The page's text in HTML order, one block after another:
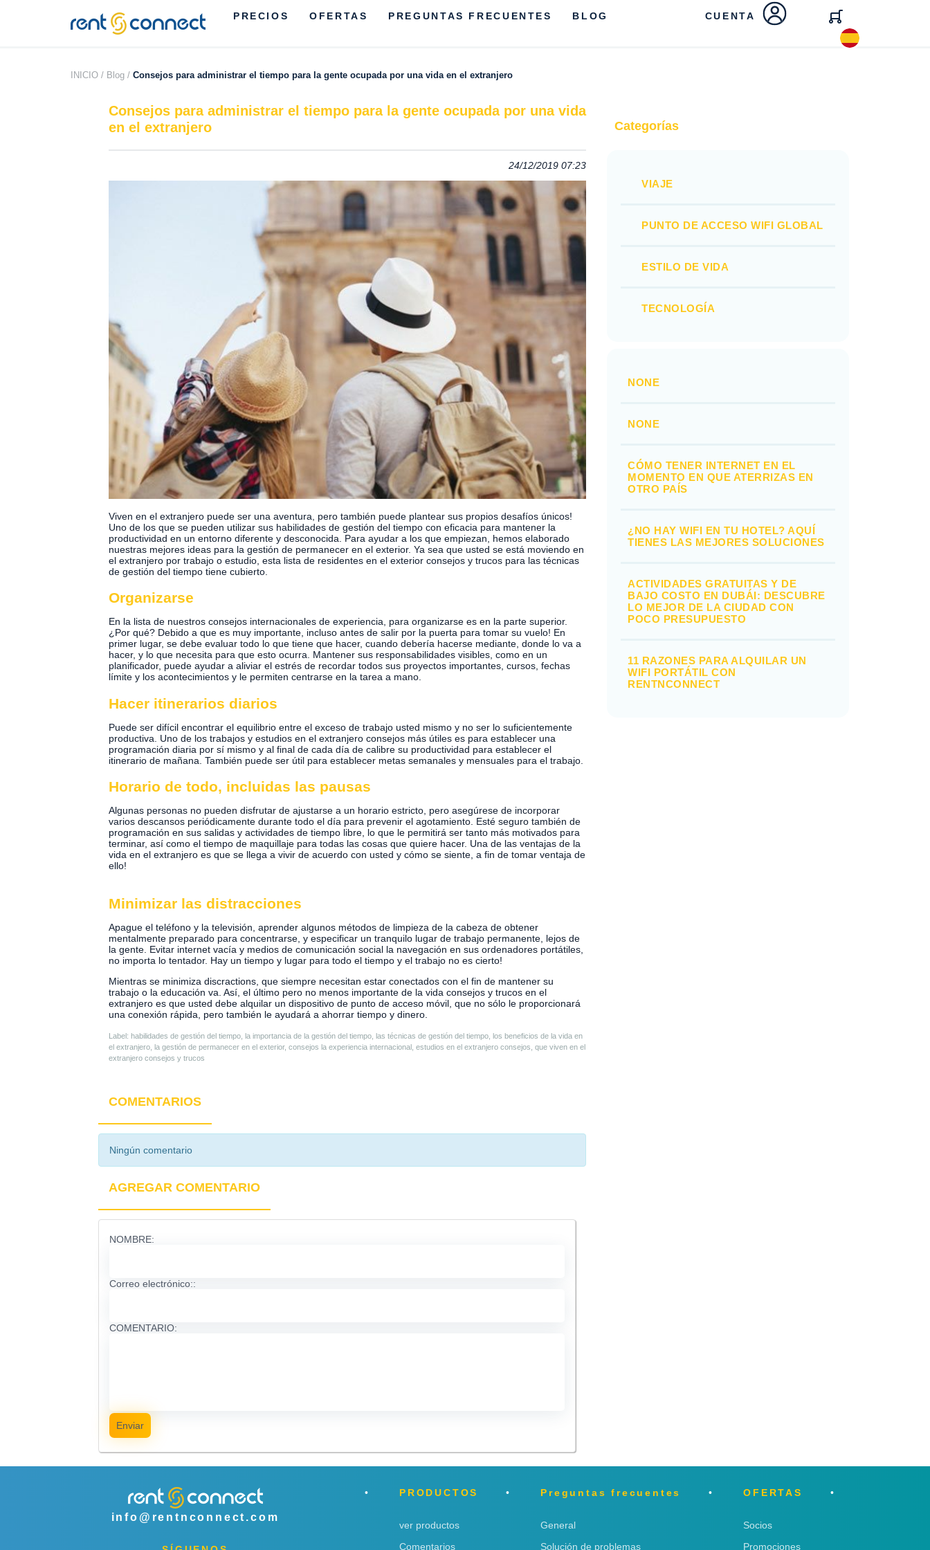
RENT'N
CONNECT
PRECIOS OFERTAS PREGUNTAS FRECUENTES BLOG CUENTA
INICIO / Blog / Consejos para administrar el tiempo para la gente ocupada por una vida en el extranjero
Consejos para administrar el tiempo para la gente ocupada por una vida
en el extranjero
24/12/2019 07:23
Viven en el extranjero puede ser una aventura, pero también puede plantear sus propios desafíos únicos!
Uno de los que se pueden utilizar sus habilidades de gestión del tiempo con eficacia para mantener la
productividad en un entorno diferente y desconocida. Para ayudar a los que empiezan, hemos elaborado
nuestras mejores ideas para la gestión de permanecer en el exterior. Ya sea que usted se está moviendo en
el extranjero por trabajo o estudio, esta lista de residentes en el exterior consejos y trucos para las técnicas
de gestión del tiempo tiene cubierto.
Organizarse
En la lista de nuestros consejos internacionales de experiencia, para organizarse es en la parte superior.
¿Por qué? Debido a que es muy importante, incluso antes de salir por la puerta para tomar su vuelo! En
primer lugar, se debe evaluar todo lo que tiene que hacer, cuando debería hacerse mediante, donde lo va a
hacer, y lo que necesita para que esto ocurra. Mantener sus responsabilidades visibles, como en un
planificador, puede ayudar a aliviar el estrés de recordar todos sus proyectos importantes, cursos, fechas
límite y los acontecimientos y le permiten centrarse en la tarea a mano.
Hacer itinerarios diarios
Puede ser difícil encontrar el equilibrio entre el exceso de trabajo usted mismo y no ser lo suficientemente
productiva. Uno de los trabajos y estudios en el extranjero consejos más útiles es para establecer una
programación diaria por sí mismo y al final de cada día de calibre su productividad para establecer el
itinerario de mañana. También puede ser útil para establecer metas semanales y mensuales para el trabajo.
Horario de todo, incluidas las pausas
Algunas personas no pueden disfrutar de ajustarse a un horario estricto, pero asegúrese de incorporar
varios descansos periódicamente durante todo el día para prevenir el agotamiento. Esté seguro también de
programación en sus salidas y actividades de tiempo libre, lo que le permitirá ser tanto más motivados para
terminar, así como el tiempo de maquillaje para todas las cosas que quiere hacer. Una de las ventajas de la
vida en el extranjero es que se llega a vivir de acuerdo con usted y cómo se siente, a fin de tomar ventaja de
ello!
Minimizar las distracciones
Apague el teléfono y la televisión, aprender algunos métodos de limpieza de la cabeza de obtener
mentalmente preparado para concentrarse, y especificar un tranquilo lugar de trabajo permanente, lejos de
la gente. Evitar internet vacía y medios de comunicación social la navegación en sus ordenadores portátiles,
no importa lo tentador. Hay un tiempo y lugar para todo el tiempo y el trabajo no es cierto!
Mientras se minimiza discractions, que siempre necesitan estar conectados con el fin de mantener su
trabajo o la educación va. Así, el último pero no menos importante de la vida consejos y trucos en el
extranjero es que usted debe alquilar un dispositivo de punto de acceso móvil, que no sólo le proporcionará
una conexión rápida, pero también le ayudará a ahorrar tiempo y dinero.
Label: habilidades de gestión del tiempo, la importancia de la gestión del tiempo, las técnicas de gestión del tiempo, los beneficios de la vida en
el extranjero, la gestión de permanecer en el exterior, consejos la experiencia internacional, estudios en el extranjero consejos, que viven en el
extranjero consejos y trucos
COMENTARIOS
Ningún comentario
AGREGAR COMENTARIO
NOMBRE:
Correo electrónico::
COMENTARIO:
Enviar
Categorías
VIAJE
PUNTO DE ACCESO WIFI GLOBAL
ESTILO DE VIDA
TECNOLOGÍA
NONE
NONE
CÓMO TENER INTERNET EN EL
MOMENTO EN QUE ATERRIZAS EN
OTRO PAÍS
¿NO HAY WIFI EN TU HOTEL? AQUÍ
TIENES LAS MEJORES SOLUCIONES
ACTIVIDADES GRATUITAS Y DE
BAJO COSTO EN DUBÁI: DESCUBRE
LO MEJOR DE LA CIUDAD CON
POCO PRESUPUESTO
11 RAZONES PARA ALQUILAR UN
WIFI PORTÁTIL CON
RENTNCONNECT
info@rentnconnect.com
PRODUCTOS
ver productos
Comentarios
Preguntas frecuentes
General
Solución de problemas
OFERTAS
Socios
Promociones